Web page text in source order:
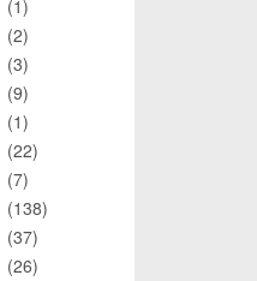
1
2
3
9
1
22
7
138
37
26